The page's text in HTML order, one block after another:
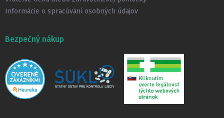
Informácie o spracúvaní osobných údajov
Bezpečný nákup